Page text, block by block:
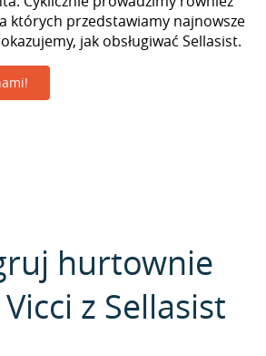
których przedstawiamy najnowsze
jak obsługiwać Sellasist.
hurtownie
z Sellasist